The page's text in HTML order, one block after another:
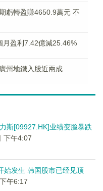
虧轉盈賺4650.9萬元 不
盈利7.42億減25.46%
州地鐵入股近兩成
斯[09927.HK]业绩变脸暴跌
下午4:07
始发生 韩国股市已经见顶
午6:17